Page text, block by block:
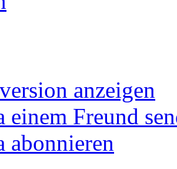
anzeigen
einem Freund
abonnieren